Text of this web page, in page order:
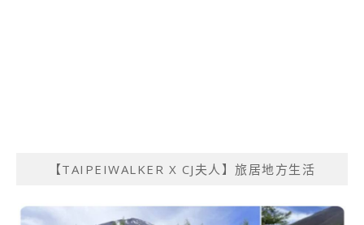
【TAIPEIWALKER X CJ夫人】旅居地方生活